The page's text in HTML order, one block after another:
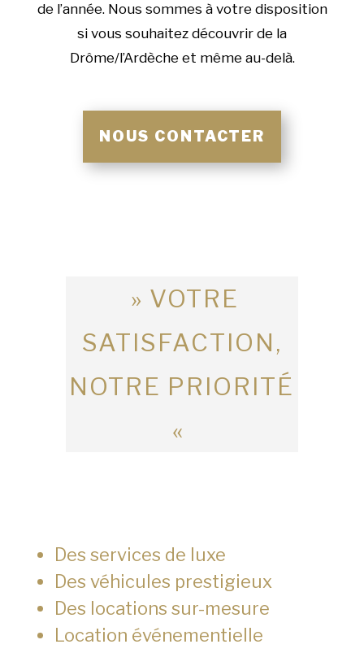
de l’année. Nous sommes à votre disposition
si vous souhaitez découvrir de la
Drôme/l’Ardèche et même au-delà.
NOUS CONTACTER
» VOTRE
SATISFACTION,
NOTRE PRIORITÉ
«
Des services de luxe
Des véhicules prestigieux
Des locations sur-mesure
Location événementielle